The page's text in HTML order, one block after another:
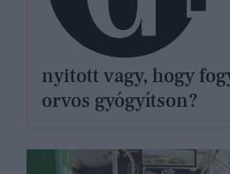
nyitott vagy, hogy
orvos gyógyítson?